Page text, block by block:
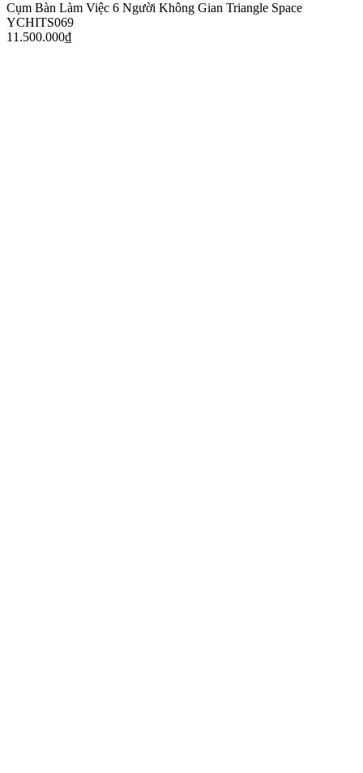
Cụm Bàn Làm Việc 6 Người Không Gian Triangle Space
YCHITS069
11.500.000₫